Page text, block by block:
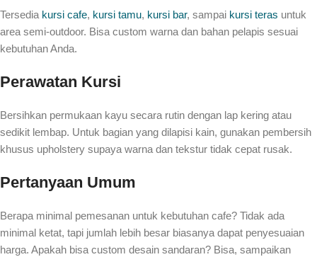
Tersedia kursi cafe, kursi tamu, kursi bar, sampai kursi teras untuk
area semi-outdoor. Bisa custom warna dan bahan pelapis sesuai
kebutuhan Anda.
Perawatan Kursi
Bersihkan permukaan kayu secara rutin dengan lap kering atau
sedikit lembap. Untuk bagian yang dilapisi kain, gunakan pembersih
khusus upholstery supaya warna dan tekstur tidak cepat rusak.
Pertanyaan Umum
Berapa minimal pemesanan untuk kebutuhan cafe? Tidak ada
minimal ketat, tapi jumlah lebih besar biasanya dapat penyesuaian
harga. Apakah bisa custom desain sandaran? Bisa, sampaikan